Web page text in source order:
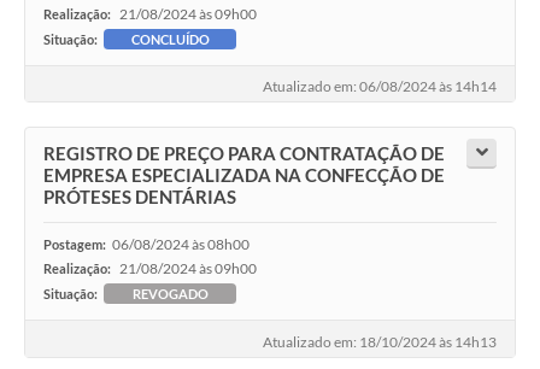
Realização: 21/08/2024 às 09h00
Situação: CONCLUÍDO
Atualizado em: 06/08/2024 às 14h14
REGISTRO DE PREÇO PARA CONTRATAÇÃO DE
EMPRESA ESPECIALIZADA NA CONFECÇÃO DE
PRÓTESES DENTÁRIAS
Postagem: 06/08/2024 às 08h00
Realização: 21/08/2024 às 09h00
Situação: REVOGADO
Atualizado em: 18/10/2024 às 14h13